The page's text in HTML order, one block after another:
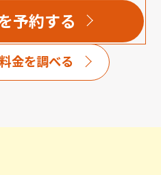
予約する
金を調べる